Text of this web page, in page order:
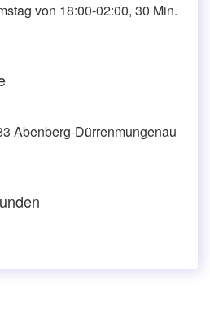
von 18:00-02:00, 30 Min.
Abenberg-Dürrenmungenau